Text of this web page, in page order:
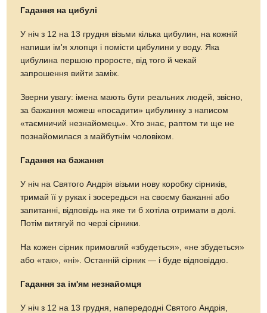
Гадання на цибулі
У ніч з 12 на 13 грудня візьми кілька цибулин, на кожній
напиши ім'я хлопця і помісти цибулини у воду. Яка
цибулина першою проросте, від того й чекай
запрошення вийти заміж.
Зверни увагу: імена мають бути реальних людей, звісно,
за бажання можеш «посадити» цибулинку з написом
«таємничий незнайомець». Хто знає, раптом ти ще не
познайомилася з майбутнім чоловіком.
Гадання на бажання
У ніч на Святого Андрія візьми нову коробку сірників,
тримай її у руках і зосередься на своєму бажанні або
запитанні, відповідь на яке ти б хотіла отримати в долі.
Потім витягуй по черзі сірники.
На кожен сірник примовляй «збудеться», «не збудеться»
або «так», «ні». Останній сірник — і буде відповіддю.
Гадання за ім'ям незнайомця
У ніч з 12 на 13 грудня, напередодні Святого Андрія,